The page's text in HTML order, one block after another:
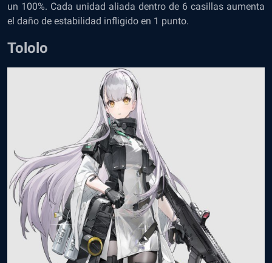
un 100%. Cada unidad aliada dentro de 6 casillas aumenta
el daño de estabilidad infligido en 1 punto.
Tololo